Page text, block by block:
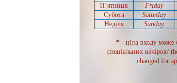
П’ятниця
Friday
Субота
Saturday
Неділя
Sunday
* - ціна входу може
спеціальних вечірок/
changed for